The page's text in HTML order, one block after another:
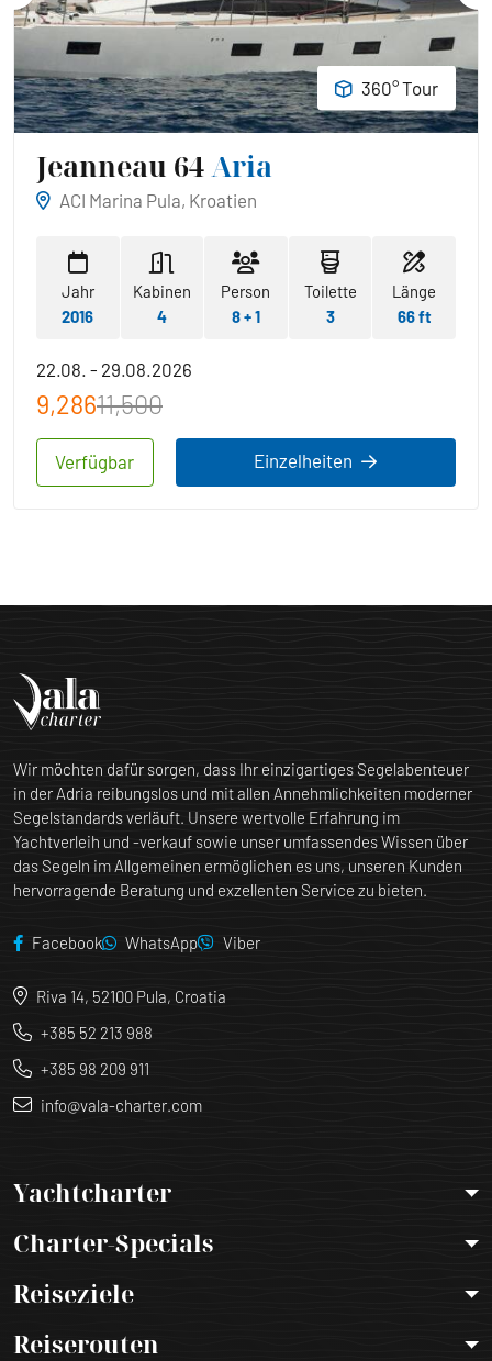
Jeanneau 64 Aria
ACI Marina Pula, Kroatien
Jahr
2016
Kabinen
4
Person
8 + 1
Toilette
3
Länge
66 ft
360° Tour
Verfügbar
22.08. - 29.08.2026
9,28611,500
Einzelheiten
Wir möchten dafür sorgen, dass Ihr einzigartiges Segelabenteuer
in der Adria reibungslos und mit allen Annehmlichkeiten moderner
Segelstandards verläuft. Unsere wertvolle Erfahrung im
Yachtverleih und -verkauf sowie unser umfassendes Wissen über
das Segeln im Allgemeinen ermöglichen es uns, unseren Kunden
hervorragende Beratung und exzellenten Service zu bieten.
Facebook WhatsApp Viber
Riva 14, 52100 Pula, Croatia
+385 52 213 988
+385 98 209 911
info@vala-charter.com
Yachtcharter
Charter-Specials
Reiseziele
Reiserouten